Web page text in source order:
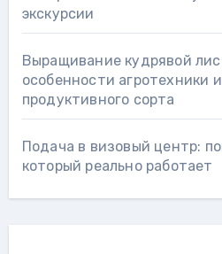
экскурсии
Выращивание кудрявой
особенности агротехники
продуктивного сорта
Подача в визовый центр:
который реально работает